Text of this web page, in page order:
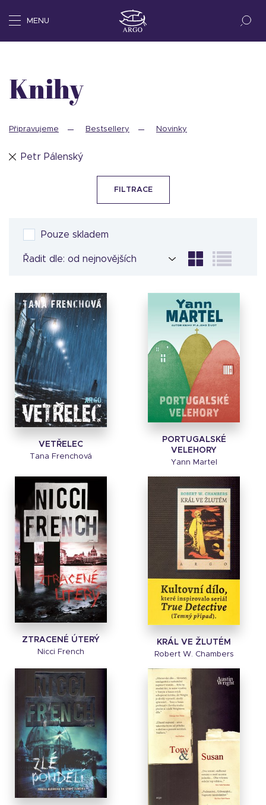
MENU
Knihy
Připravujeme Bestsellery Novinky
Petr Pálenský
FILTRACE
Pouze skladem
Řadit dle:
VETŘELEC
Tana Frenchová
PORTUGALSKÉ
VELEHORY
Yann Martel
ZTRACENÉ ÚTERÝ
Nicci French
KRÁL VE ŽLUTÉM
Robert W. Chambers